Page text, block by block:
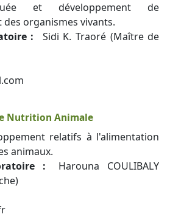
et développement de
organismes vivants.
:
Sidi K. Traoré (Maître de
Nutrition Animale
relatifs à l'alimentation
animaux.
:
Harouna COULIBALY